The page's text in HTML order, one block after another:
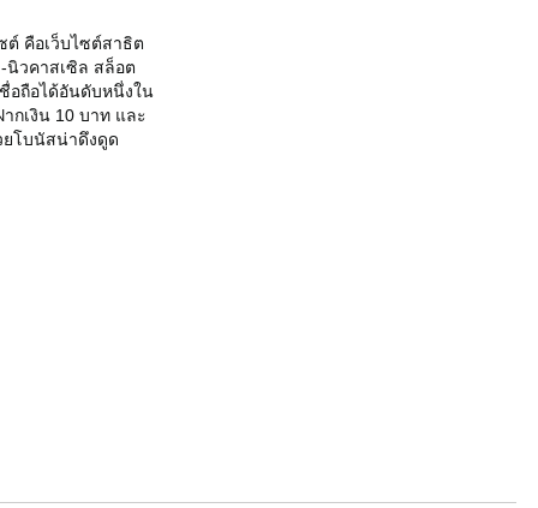
ต์ คือเว็บไซต์สาธิต
นิวคาสเซิล สล็อต
อถือได้อันดับหนึ่งใน
กเงิน 10 บาท และ
ยโบนัสน่าดึงดูด